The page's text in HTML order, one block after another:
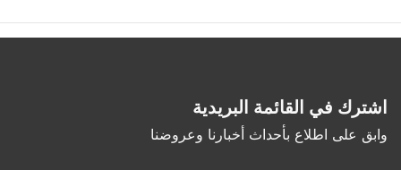
اشترك في القائمة البريدية
وابق على اطلاع بأحداث أخبارنا وعروضنا